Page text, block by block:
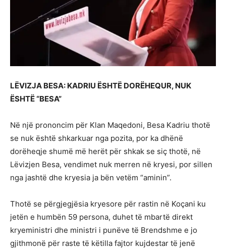
LËVIZJA BESA: KADRIU ËSHTË DORËHEQUR, NUK
ËSHTË “BESA”
Në një prononcim për Klan Maqedoni, Besa Kadriu thotë
se nuk është shkarkuar nga pozita, por ka dhënë
dorëheqje shumë më herët për shkak se siç thotë, në
Lëvizjen Besa, vendimet nuk merren në kryesi, por sillen
nga jashtë dhe kryesia ja bën vetëm “aminin”.
Thotë se përgjegjësia kryesore për rastin në Koçani ku
jetën e humbën 59 persona, duhet të mbartë direkt
kryeministri dhe ministri i punëve të Brendshme e jo
gjithmonë për raste të këtilla fajtor kujdestar të jenë